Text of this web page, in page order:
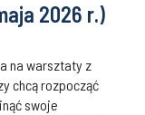
2026 r.)
na warsztaty z
chcą rozpocząć
swoje